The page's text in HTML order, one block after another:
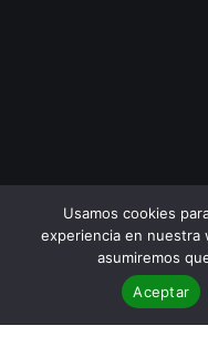
Usamos cookies
experiencia en nuestra
asumiremos
Aceptar